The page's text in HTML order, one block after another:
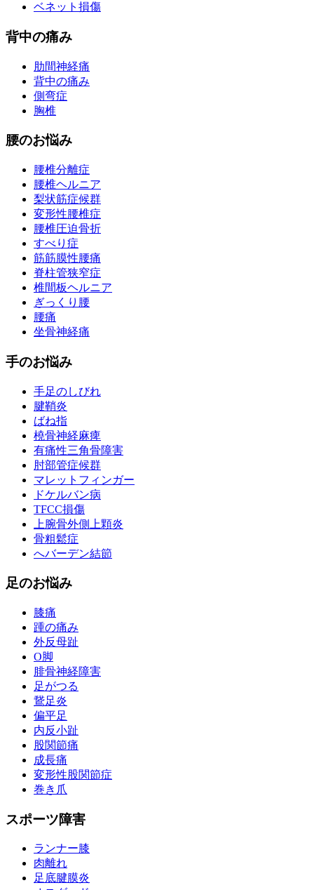
ベネット損傷
背中の痛み
肋間神経痛
背中の痛み
側弯症
胸椎
腰のお悩み
腰椎分離症
腰椎ヘルニア
梨状筋症候群
変形性腰椎症
腰椎圧迫骨折
すべり症
筋筋膜性腰痛
脊柱管狭窄症
椎間板ヘルニア
ぎっくり腰
腰痛
坐骨神経痛
手のお悩み
手足のしびれ
腱鞘炎
ばね指
橈骨神経麻痺
有痛性三角骨障害
肘部管症候群
マレットフィンガー
ドケルバン病
TFCC損傷
上腕骨外側上顆炎
骨粗鬆症
へバーデン結節
足のお悩み
膝痛
踵の痛み
外反母趾
О脚
腓骨神経障害
足がつる
鵞足炎
偏平足
内反小趾
股関節痛
成長痛
変形性股関節症
巻き爪
スポーツ障害
ランナー膝
肉離れ
足底腱膜炎